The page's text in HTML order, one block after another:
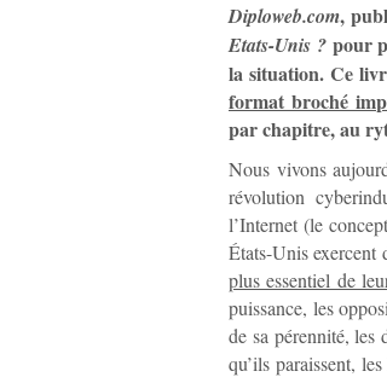
Diploweb.com,
Etats-Unis ? pour
la situation. Ce
format broché
par chapitre, au
Nous vivons
révolution
l’Internet (le
États-Unis exercent
plus essentiel de
puissance, les
de sa pérennité, les
qu’ils paraissent,